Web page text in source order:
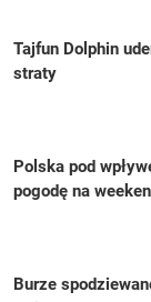
Tajfun Dolphin
straty
Polska pod
pogodę na
Burze